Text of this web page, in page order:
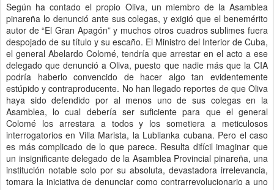
Según ha contado el propio Oliva, un miembro de la Asamblea
pinareña lo denunció ante sus colegas, y exigió que el benemérito
autor de “El Gran Apagón” y muchos otros cuadros sublimes fuera
despojado de su título y su escaño. El Ministro del Interior de Cuba,
el general Abelardo Colomé, tendría que arrestar en el acto a ese
delegado que denunció a Oliva, puesto que nadie más que la CIA
podría haberlo convencido de hacer algo tan evidentemente
estúpido y contraproducente. No han llegado reportes de que Oliva
haya sido defendido por al menos uno de sus colegas en la
Asamblea, lo cual debería ser suficiente para que el general
Colomé los arrestara a todos y los sometiera a meticulosos
interrogatorios en Villa Marista, la Lublianka cubana. Pero el caso
es más complicado de lo que parece. Resulta difícil imaginar que
un insignificante delegado de la Asamblea Provincial pinareña, una
institución notable solo por su absoluta, devastadora irrelevancia,
tomara la iniciativa de denunciar como contrarrevolucionario a uno